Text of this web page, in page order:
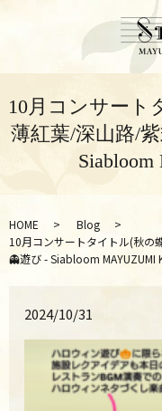
10月コンサート
薄紅葉/深山路/
HOME
Blog
10月コンサートタイトル(秋
👻遊び - Siabloom MAYUZUMI
2024/10/31